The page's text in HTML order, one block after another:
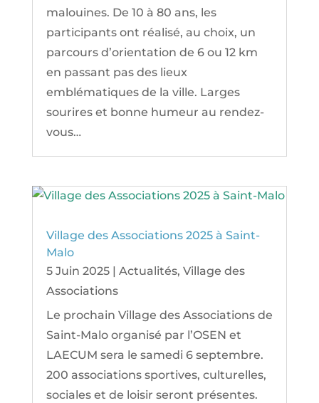
malouines. De 10 à 80 ans, les
participants ont réalisé, au choix, un
parcours d’orientation de 6 ou 12 km
en passant pas des lieux
emblématiques de la ville. Larges
sourires et bonne humeur au rendez-
vous…
Village des Associations 2025 à Saint-
Malo
5 Juin 2025| Actualités, Village des
Associations
Le prochain Village des Associations de
Saint-Malo organisé par l’OSEN et
LAECUM sera le samedi 6 septembre.
200 associations sportives, culturelles,
sociales et de loisir seront présentes.